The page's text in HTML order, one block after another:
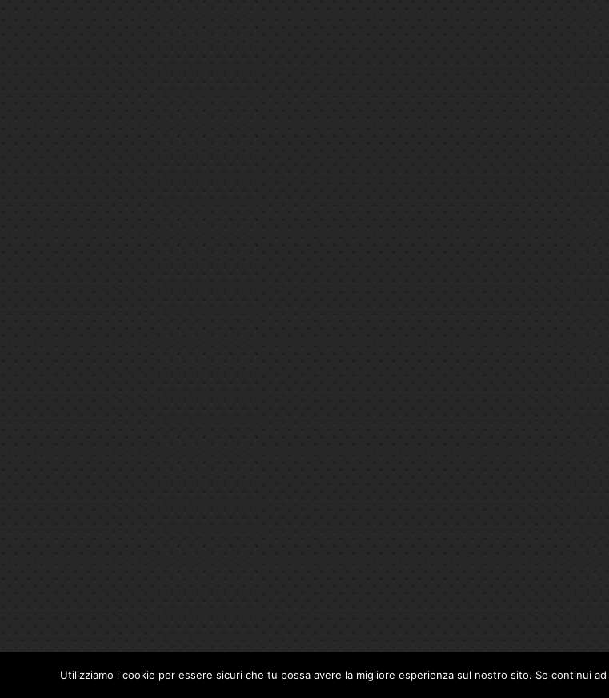
|
Utilizziamo i cookie per essere sicuri che tu possa avere la migliore esperienza sul nostro sito. Se continui